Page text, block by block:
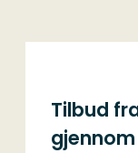
Tilbud